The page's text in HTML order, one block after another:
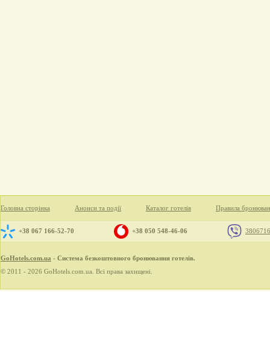
Головна сторінка Анонси та події Каталог готелів Правила
+38 067 166-52-70 +38 050 548-46-06
GoHotels.com.ua - Система безкоштовного бронювання готелів.
© 2011 - 2026 GoHotels.com.ua. Всі права захищені.